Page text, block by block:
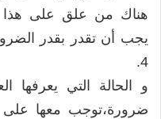
هناك من علق على هذا
يجب أن تقدر بقدر
4.
و الحالة التي يعرفها
ضرورة،توجب معها